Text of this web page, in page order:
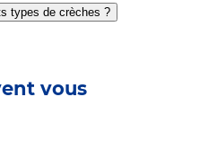
to
slide
to
slide
types de crèches ?
vous